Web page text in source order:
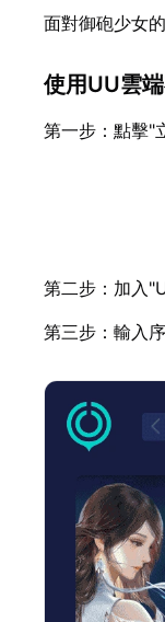
面對御砲少女
使用UU雲
第一步：點擊"
第二步：加入
第三步：輸入